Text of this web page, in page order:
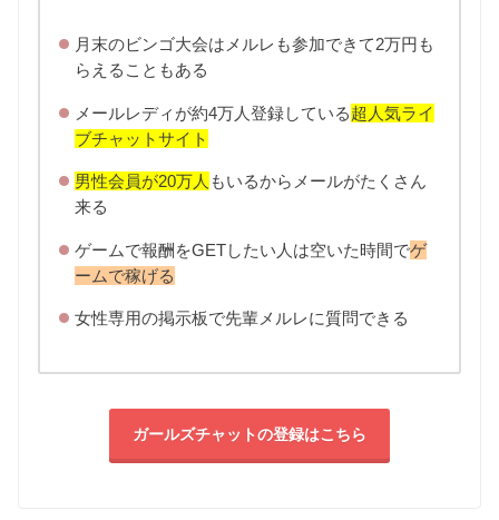
月末のビンゴ大会はメルレも参加できて2万円も
らえることもある
メールレディが約4万人登録している超人気ライ
ブチャットサイト
男性会員が20万人 もいるからメールがたくさん
来る
ゲームで報酬をGETしたい人は空いた時間でゲ
ームで稼げる
女性専用の掲示板で先輩メルレに質問できる
ガールズチャットの登録はこちら